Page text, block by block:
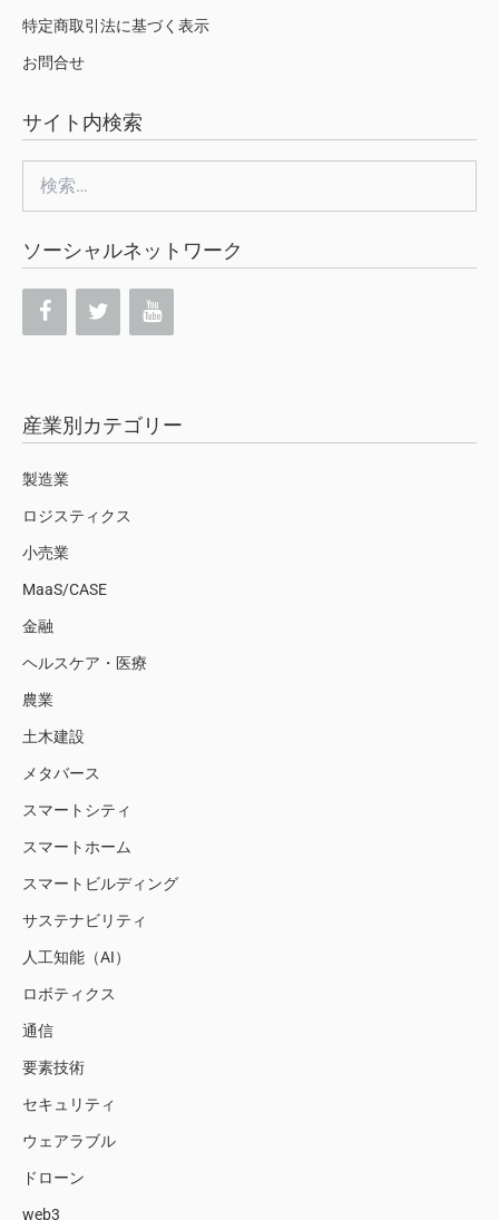
特定商取引法に基づく表示
お問合せ
サイト内検索
索:
ソーシャルネットワーク
産業別カテゴリー
製造業
ロジスティクス
小売業
MaaS/CASE
金融
ヘルスケア・医療
農業
土木建設
メタバース
スマートシティ
スマートホーム
スマートビルディング
サステナビリティ
人工知能（AI）
ロボティクス
通信
要素技術
セキュリティ
ウェアラブル
ドローン
web3